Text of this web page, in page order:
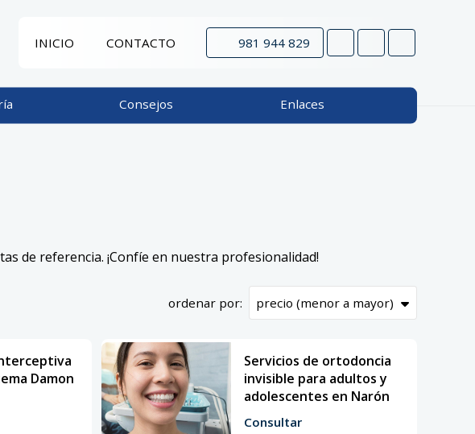
INICIO CONTACTO 981 944 829
Consejos Enlaces
de referencia. ¡Confíe en nuestra profesionalidad!
ordenar por:
Damon
Servicios de ortodoncia
invisible para adultos y
adolescentes en Narón
Consultar